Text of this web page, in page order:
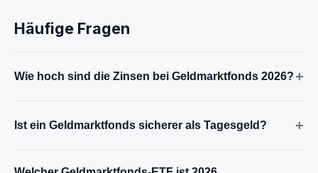
Häufige Fragen
Wie hoch sind die Zinsen bei Geldmarktfonds 2026? +
Ist ein Geldmarktfonds sicherer als Tagesgeld? +